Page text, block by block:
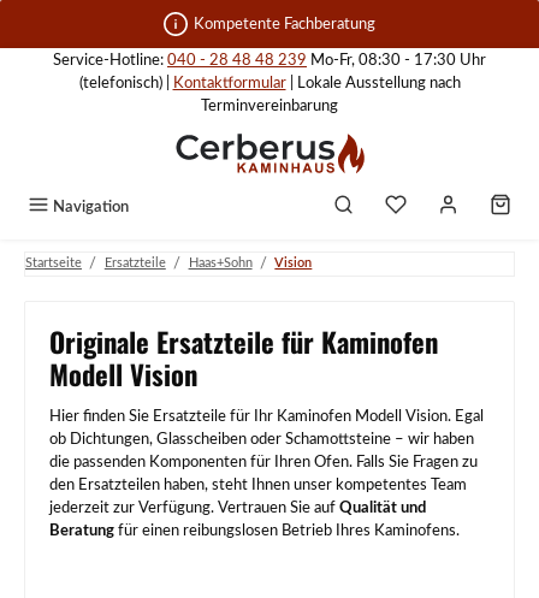
Zum Hauptinhalt springen Kompetente Fachberatung
Service-Hotline: 040 - 28 48 48 239 Mo-Fr, 08:30 - 17:30 Uhr
(telefonisch) |
Kontaktformular| Lokale Ausstellung nach
Terminvereinbarung
Navigation
Startseite / Ersatzteile / Haas+Sohn / Vision
Originale Ersatzteile für Kaminofen
Modell Vision
Hier finden Sie Ersatzteile für Ihr Kaminofen Modell Vision. Egal
ob Dichtungen, Glasscheiben oder Schamottsteine – wir haben
die passenden Komponenten für Ihren Ofen. Falls Sie Fragen zu
den Ersatzteilen haben, steht Ihnen unser kompetentes Team
jederzeit zur Verfügung. Vertrauen Sie auf Qualität und
Beratung für einen reibungslosen Betrieb Ihres Kaminofens.